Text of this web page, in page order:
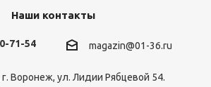
Наши контакты
71-54 magazin@01-36.ru
Воронеж, ул. Лидии Рябцевой 54.